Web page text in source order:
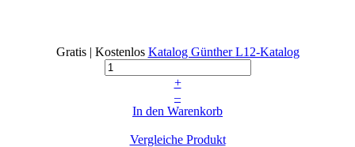
Gratis | Kostenlos Katalog GüntherL12-Katalog
+
–
In den Warenkorb
Vergleiche Produkt